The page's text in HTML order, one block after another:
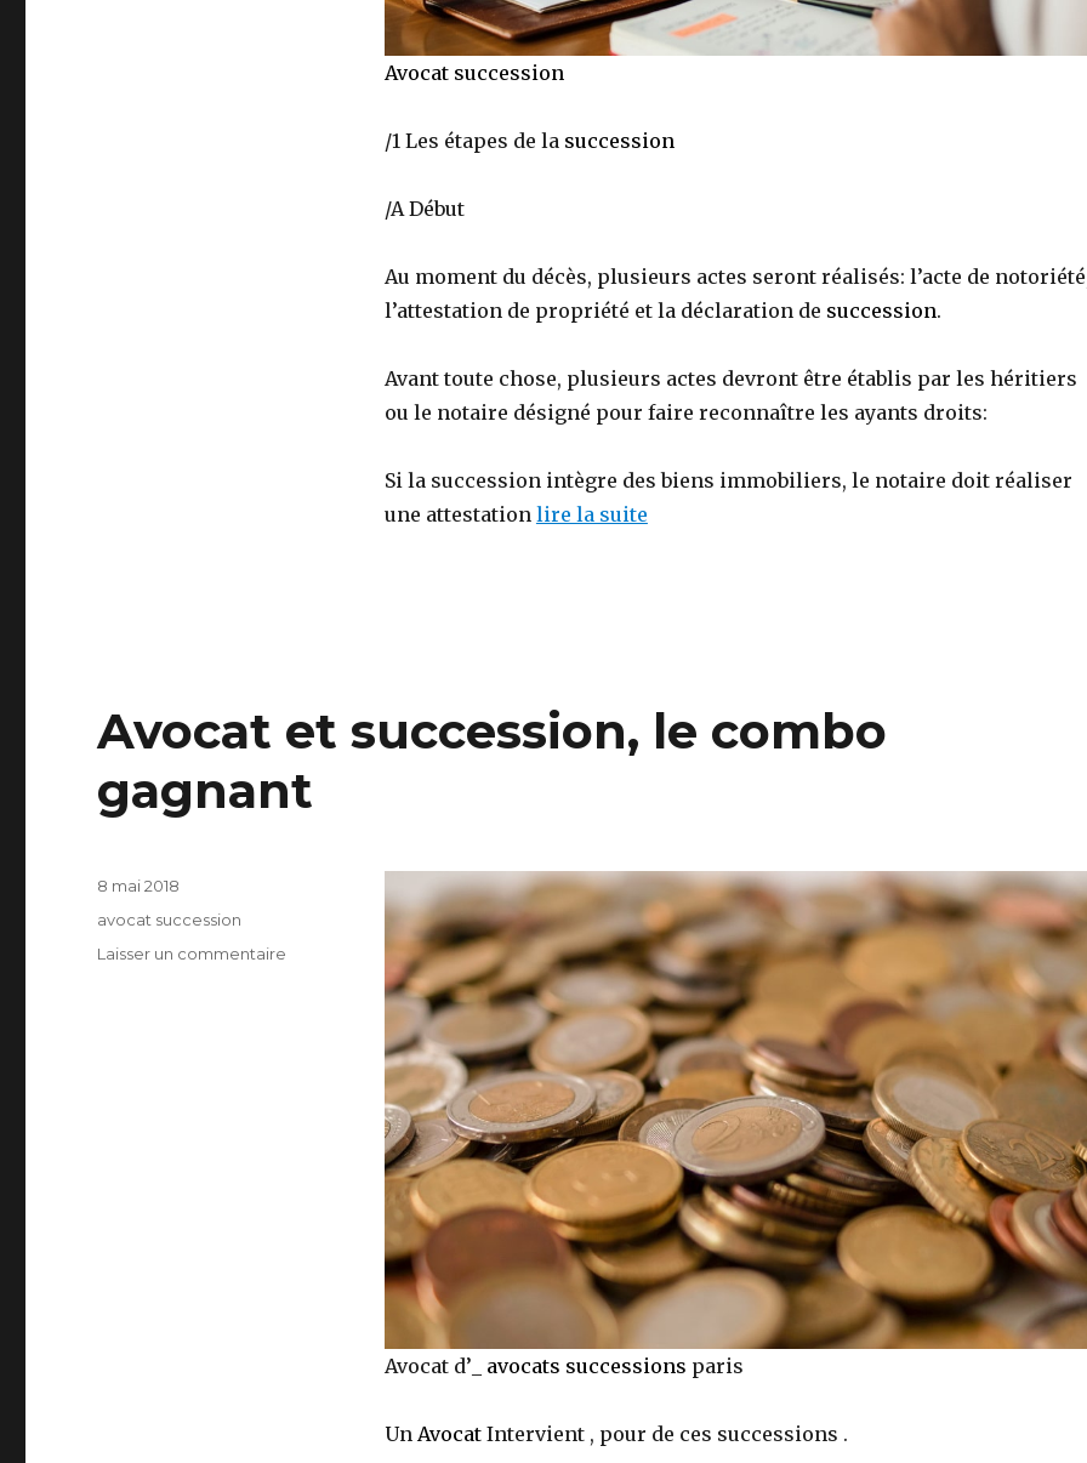
Avocat succession
/1 Les étapes de la succession
/A Début
Au moment du décès, plusieurs actes seront réalisés: l’acte de
l’attestation de propriété et la déclaration de succession.
Avant toute chose, plusieurs actes devront être établis par les héritiers
ou le notaire désigné pour faire reconnaître les ayants droits:
Si la succession intègre des biens immobiliers, le notaire doit réaliser
une attestation lire la suite
Avocat et succession, le combo
gagnant
Avocat d’_ avocats successions paris
Un AvocatIntervient , pour de ces successions .
Publié
8 mai 2018
Catégories
avocat succession
Laisser un commentaire